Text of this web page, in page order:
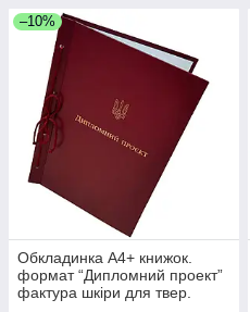
–10%
Обкладинка А4+ книжок.
формат “Дипломний проект”
фактура шкіри для твер.